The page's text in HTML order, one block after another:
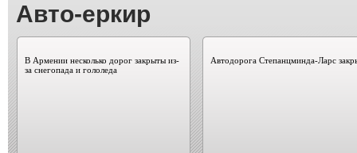
Авто-еркир
В Армении несколько дорог закрыты из-
за снегопада и гололеда
Автодорога Степанцминда-Ларс